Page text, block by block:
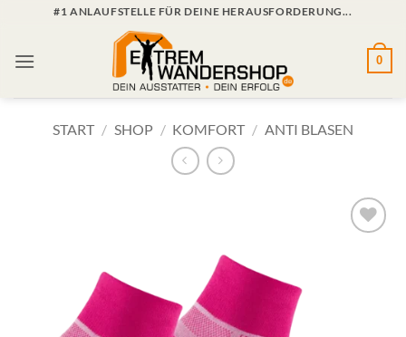
#1 ANLAUFSTELLE FÜR DEINE HERAUSFORDERUNG...
0
START / SHOP / KOMFORT / ANTI BLASEN